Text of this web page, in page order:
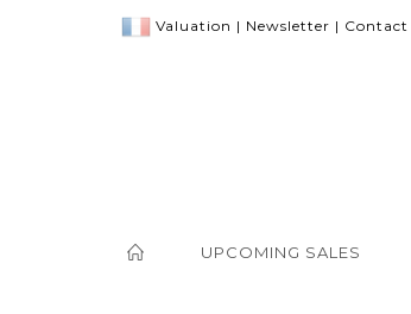
Valuation | Newsletter | Contact
UPCOMING SALES